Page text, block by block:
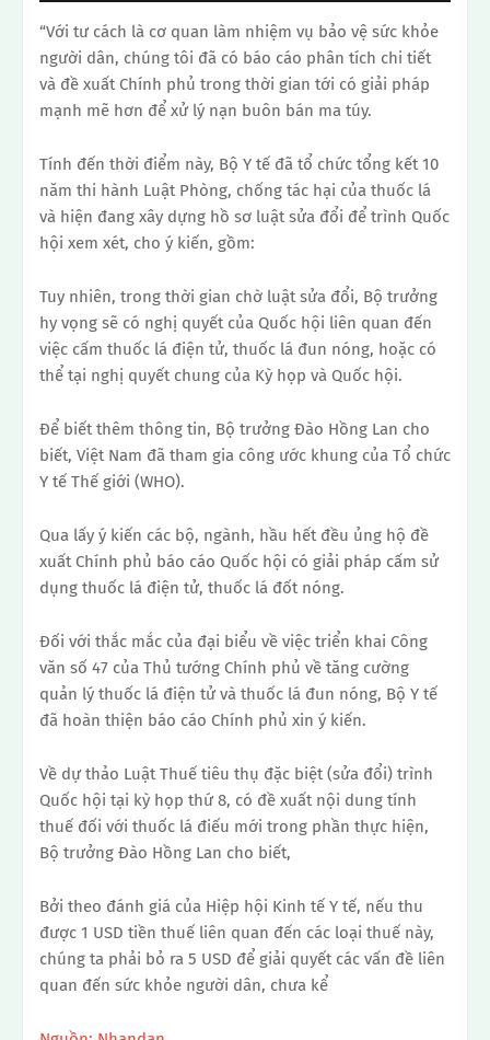
“Với tư cách là cơ quan làm nhiệm vụ bảo vệ sức khỏe
người dân, chúng tôi đã có báo cáo phân tích chi tiết
và đề xuất Chính phủ trong thời gian tới có giải pháp
mạnh mẽ hơn để xử lý nạn buôn bán ma túy.
Tính đến thời điểm này, Bộ Y tế đã tổ chức tổng kết 10
năm thi hành Luật Phòng, chống tác hại của thuốc lá
và hiện đang xây dựng hồ sơ luật sửa đổi để trình Quốc
hội xem xét, cho ý kiến, gồm:
Tuy nhiên, trong thời gian chờ luật sửa đổi, Bộ trưởng
hy vọng sẽ có nghị quyết của Quốc hội liên quan đến
việc cấm thuốc lá điện tử, thuốc lá đun nóng, hoặc có
thể tại nghị quyết chung của Kỳ họp và Quốc hội.
Để biết thêm thông tin, Bộ trưởng Đào Hồng Lan cho
biết, Việt Nam đã tham gia công ước khung của Tổ chức
Y tế Thế giới (WHO).
Qua lấy ý kiến ​​các bộ, ngành, hầu hết đều ủng hộ đề
xuất Chính phủ báo cáo Quốc hội có giải pháp cấm sử
dụng thuốc lá điện tử, thuốc lá đốt nóng.
Đối với thắc mắc của đại biểu về việc triển khai Công
văn số 47 của Thủ tướng Chính phủ về tăng cường
quản lý thuốc lá điện tử và thuốc lá đun nóng, Bộ Y tế
đã hoàn thiện báo cáo Chính phủ xin ý kiến.
Về dự thảo Luật Thuế tiêu thụ đặc biệt (sửa đổi) trình
Quốc hội tại kỳ họp thứ 8, có đề xuất nội dung tính
thuế đối với thuốc lá điếu mới trong phần thực hiện,
Bộ trưởng Đào Hồng Lan cho biết,
Bởi theo đánh giá của Hiệp hội Kinh tế Y tế, nếu thu
được 1 USD tiền thuế liên quan đến các loại thuế này,
chúng ta phải bỏ ra 5 USD để giải quyết các vấn đề liên
quan đến sức khỏe người dân, chưa kể